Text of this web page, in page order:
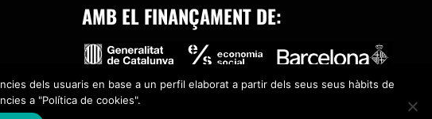
AMB EL FINANÇAMENT DE:
dels usuaris en base a un perfil elaborat a partir dels seus seus hàbits de
a "Política de cookies".